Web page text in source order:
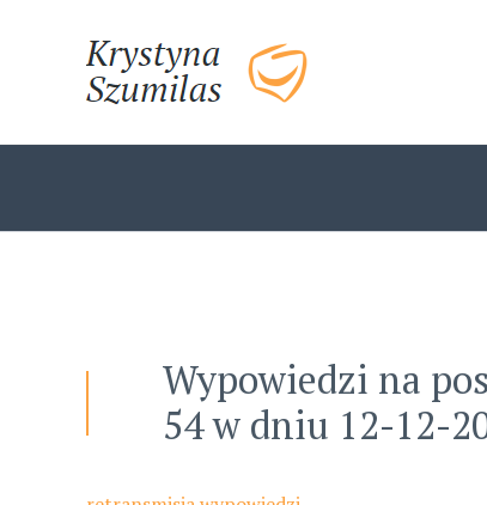
Wypowiedzi na
54 w dniu 12-12-